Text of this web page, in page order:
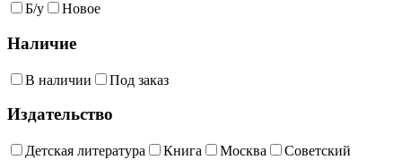
Б/у Новое
Наличие
В наличии Под заказ
Издательство
Детская литература Книга Москва
Советский